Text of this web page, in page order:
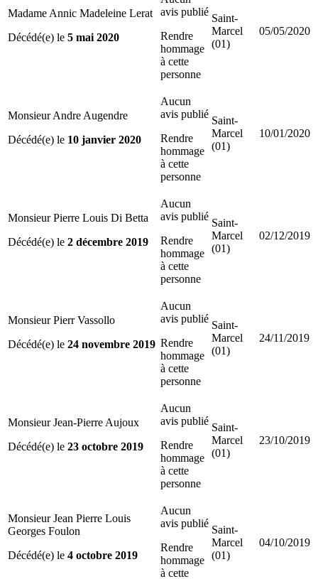
Madame Annic Madeleine Lerat
Décédé(e) le 5 mai 2020
avis publié
Rendre
hommage
à cette
personne
Saint-
Marcel
(01)
05/05/2020
Monsieur Andre Augendre
Décédé(e) le 10 janvier 2020
Aucun
avis publié
Rendre
hommage
à cette
personne
Saint-
Marcel
(01)
10/01/2020
Monsieur Pierre Louis Di Betta
Décédé(e) le 2 décembre 2019
Aucun
avis publié
Rendre
hommage
à cette
personne
Saint-
Marcel
(01)
02/12/2019
Monsieur Pierr Vassollo
Décédé(e) le 24 novembre 2019
Aucun
avis publié
Rendre
hommage
à cette
personne
Saint-
Marcel
(01)
24/11/2019
Monsieur Jean-Pierre Aujoux
Décédé(e) le 23 octobre 2019
Aucun
avis publié
Rendre
hommage
à cette
personne
Saint-
Marcel
(01)
23/10/2019
Monsieur Jean Pierre Louis
Georges Foulon
Décédé(e) le 4 octobre 2019
Aucun
avis publié
Rendre
hommage
à cette
Saint-
Marcel
(01)
04/10/2019